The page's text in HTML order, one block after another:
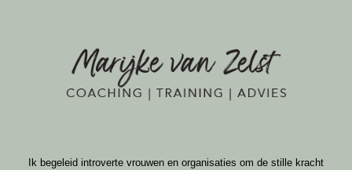
Ik begeleid introverte vrouwen en organisaties om de stille kracht